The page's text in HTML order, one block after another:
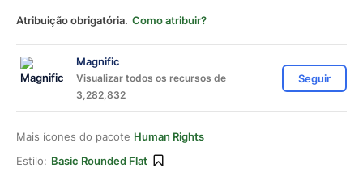
Atribuição obrigatória. Como atribuir?
Magnific
Visualizar todos os recursos de
3,282,832
Seguir
Mais ícones do pacote Human Rights
Estilo: Basic Rounded Flat